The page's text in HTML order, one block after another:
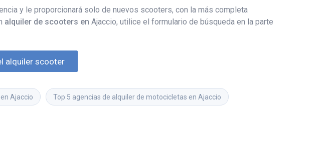
y le proporcionará solo de nuevos scooters, con la más completa
alquiler de scooters en Ajaccio, utilice el formulario de búsqueda en la parte
alquiler scooter
Ajaccio Top 5 agencias de alquiler de motocicletas en Ajaccio